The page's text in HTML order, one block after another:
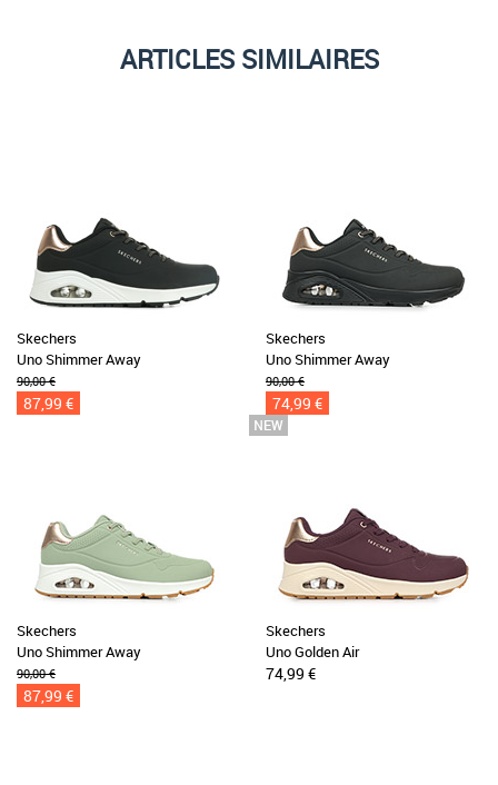
ARTICLES SIMILAIRES
Skechers
Uno Shimmer Away
90,00 €
87,99 €
Skechers
Uno Shimmer Away
90,00 €
74,99 €
Skechers
Uno Shimmer Away
90,00 €
87,99 €
Skechers
Uno Golden Air
74,99 €